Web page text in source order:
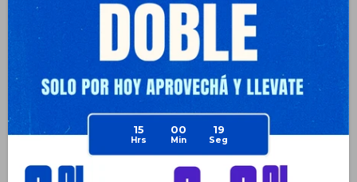
15 00 19
Carpa 2x3mt + 2 Cuerda 5m
193
$ 193
Gazebo 2x2mt Toldo Carpa
Uv30 Impermeable Resistente
2.659
$